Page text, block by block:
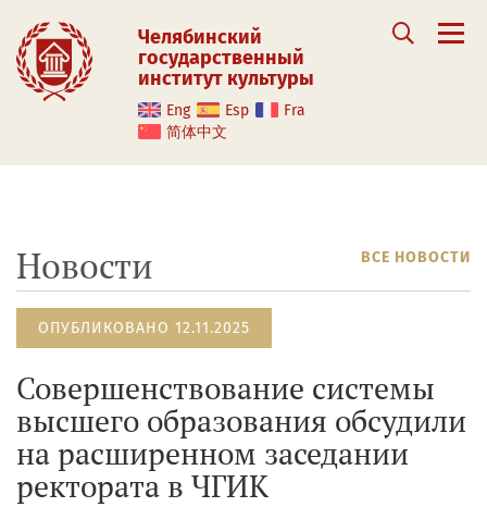
Челябинский
государственный
институт культуры
Eng Esp
Fra
简体中文
Новости ВСЕ НОВОСТИ
ОПУБЛИКОВАНО 12.11.2025
Совершенствование системы
высшего образования обсудили
на расширенном заседании
ректората в ЧГИК